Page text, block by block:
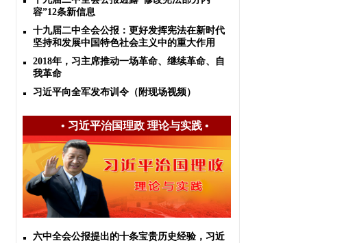
容”12条新信息
十九届二中全会公报：更好发挥宪法在新时代
坚持和发展中国特色社会主义中的重大作用
2018年，习主席推动一场革命、继续革命、自
我革命
习近平向全军发布训令（附现场视频）
• 习近平治国理政 理论与实践•
六中全会公报提出的十条宝贵历史经验，习近